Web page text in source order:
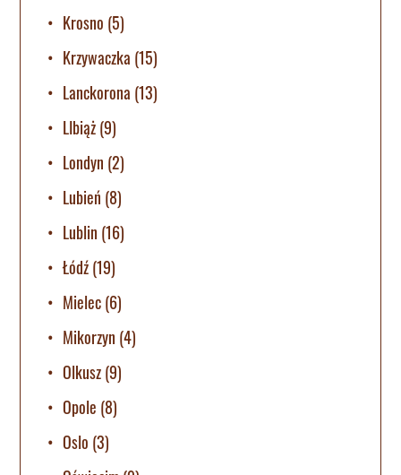
Krosno (5)
Krzywaczka (15)
Lanckorona (13)
LIbiąż(9)
Londyn (2)
Lubień (8)
Lublin (16)
Łódź(19)
Mielec(6)
Mikorzyn (4)
Olkusz(9)
Opole (8)
Oslo (3)